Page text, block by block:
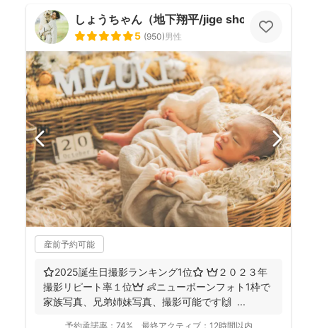
しょうちゃん（地下翔平/jige shohe）
5 (950)男性
産前予約可能
⭐️2025誕生日撮影ランキング1位⭐️ 👑２０２３年
撮影リピート率１位👑 👶ニューボーンフォト1枠で
家族写真、兄弟姉妹写真、撮影可能です🙌 ...
予約承諾率： 74% 最終アクティブ： 12時間以内